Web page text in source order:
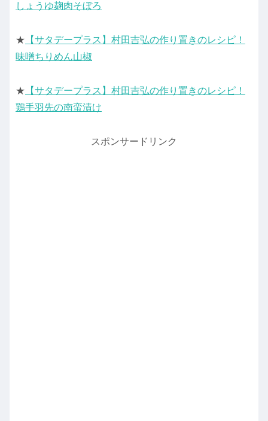
しょうゆ麹肉そぼろ
★ 【サタデープラス】村田吉弘の作り置きのレシピ！
味噌ちりめん山椒
★ 【サタデープラス】村田吉弘の作り置きのレシピ！
鶏手羽先の南蛮漬け
スポンサードリンク